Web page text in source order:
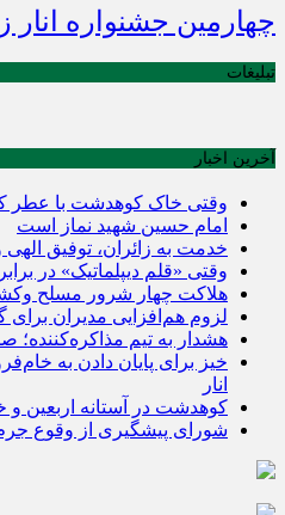
چهارمین جشنواره انار
تبلیغات
آخرین اخبار
وقتی خاک کوهدشت با عطر
امام حسین شهید نماز است
خدمت به زائران، توفیق
وقتی «قلم دیپلماتیک» در
هلاکت چهار شرور مسلح وکشف ۷۰۰ کیلوگرم مواد
لزوم هم‌افزایی مدیران
هشدار به تیم مذاکره‌کننده؛
خیز برای پایان دادن به
انار
کوهدشت در آستانه اربعین و
شورای پیشگیری از وقوع